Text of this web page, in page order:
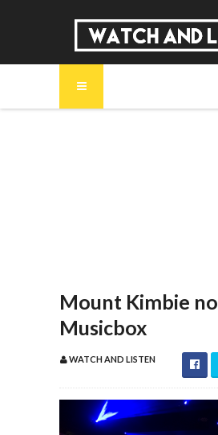
Mount Kimbie no
Musicbox
WATCH AND LISTEN